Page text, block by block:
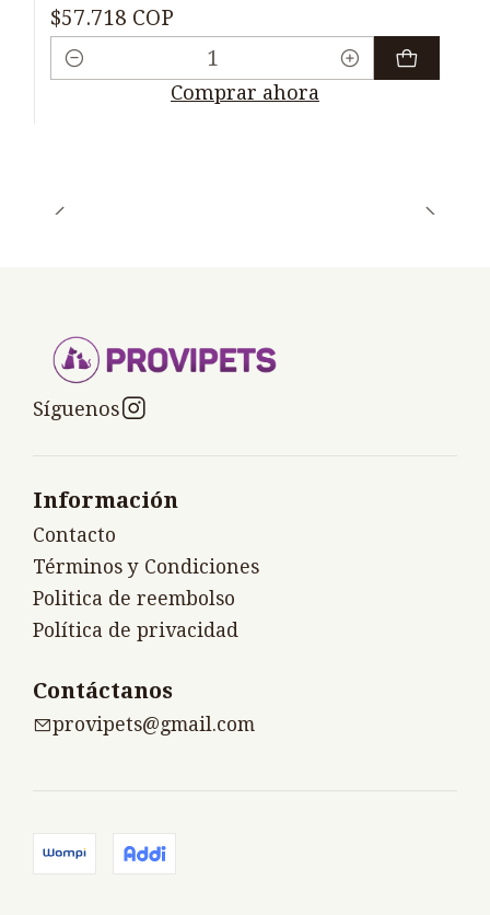
$57.718 COP
Cantidad
Comprar ahora
Síguenos
Información
Contacto
Términos y Condiciones
Politica de reembolso
Política de privacidad
Contáctanos
provipets@gmail.com